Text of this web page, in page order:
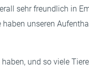
sehr freundlich in
unseren
und so viele